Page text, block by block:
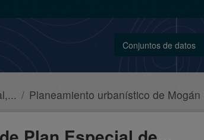
Conjuntos de datos
Planeamiento urbanístico de Mogán